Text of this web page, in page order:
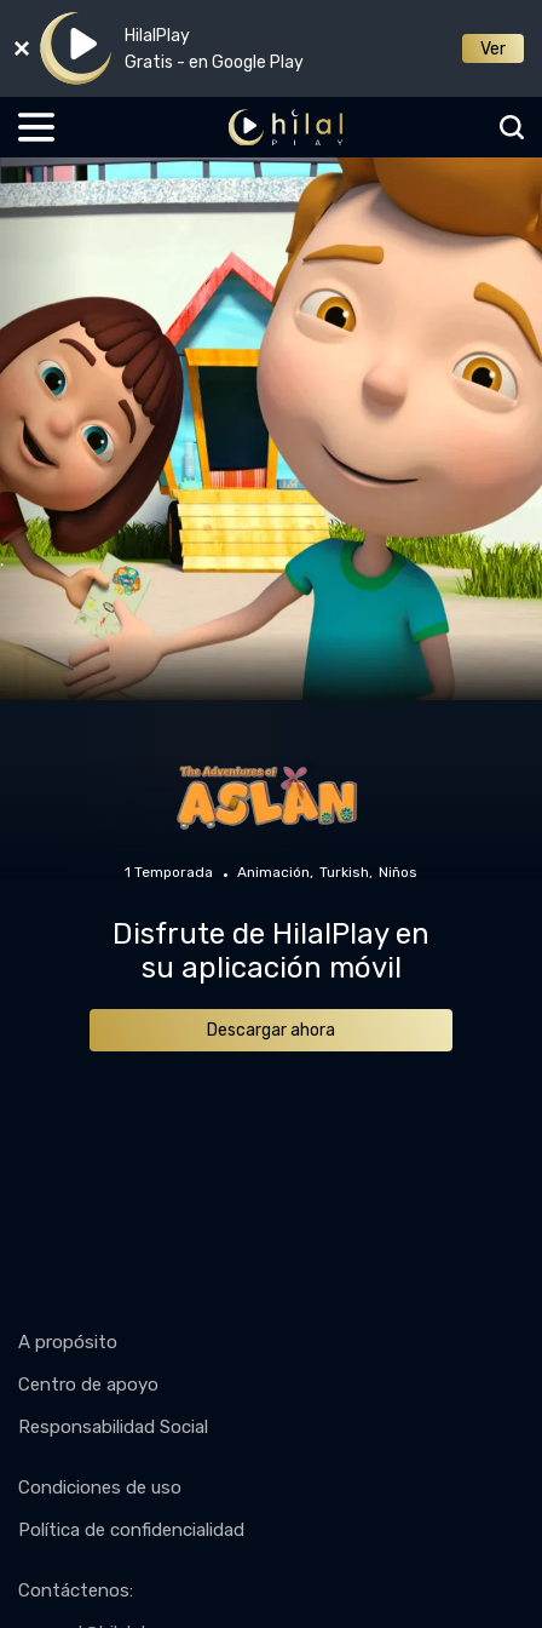
HilalPlay
Gratis - en Google Play
Ver
1 Temporada Animación Turkish Niños
Disfrute de HilalPlay en
su aplicación móvil
Descargar ahora
A propósito
Centro de apoyo
Responsabilidad Social
Condiciones de uso
Política de confidencialidad
Contáctenos: